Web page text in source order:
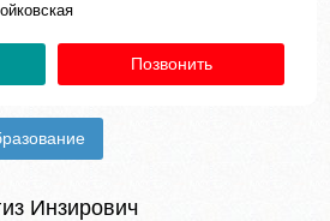
Позвонить
Инзирович